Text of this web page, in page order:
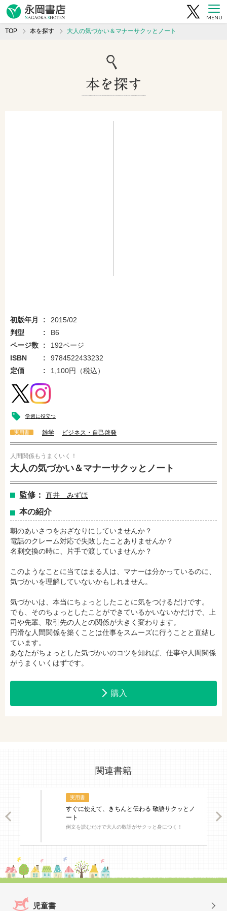
MENU
TOP 本を探す 大人の気づかい＆マナーサクッとノート
初版年月
2015/02
判型
B6
ページ数
192ページ
ISBN
9784522433232
定価
1,100円（税込）
学習に役立つ
実用書 雑学 ビジネス・自己啓発
人間関係もうまくいく！
大人の気づかい＆マナーサクッとノート
監修： 直井 みずほ
本の紹介
朝のあいさつをおざなりにしていませんか？
電話のクレーム対応で失敗したことありませんか？
名刺交換の時に、片手で渡していませんか？
このようなことに当てはまる人は、マナーは分かっているのに、
気づかいを理解していないかもしれません。
気づかいは、本当にちょっとしたことに気をつけるだけです。
でも、そのちょっとしたことができているかいないかだけで、上
司や先輩、取引先の人との関係が大きく変わります。
円滑な人間関係を築くことは仕事をスムーズに行うことと直結し
ています。
あなたがちょっとした気づかいのコツを知れば、仕事や人間関係
がうまくいくはずです。
購入
amazonで購入
セブンネットショッピングで購入
e-honで購入 Honya Club.comで購入
hontoで購入 ヨドバシ.comで購入
関連書籍
実用書
すぐに使えて、きちんと伝わる 敬語サクッとノ
ート
例文を読むだけで大人の敬語がサクッと身につく！
児童書